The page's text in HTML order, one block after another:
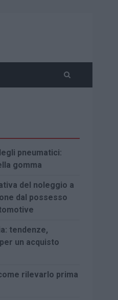
pneumatici:
gomma
del noleggio a
dal possesso
tendenze,
un acquisto
rilevarlo prima